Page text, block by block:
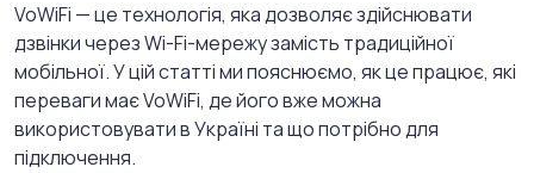
VoWiFi — це технологія, яка дозволяє здійснювати
дзвінки через Wi-Fi-мережу замість традиційної
мобільної. У цій статті ми пояснюємо, як це працює, які
переваги має VoWiFi, де його вже можна
використовувати в Україні та що потрібно для
підключення.